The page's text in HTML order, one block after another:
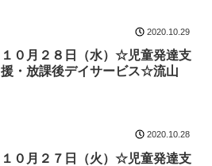
2020.10.29
１０月２８日（水）☆児童発達支
援・放課後デイサービス☆流山
2020.10.28
１０月２７日（火）☆児童発達支